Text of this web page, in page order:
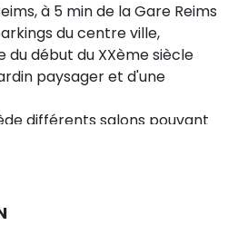
à 5 min de la Gare Reims
du centre ville,
du début du XXème siècle
paysager et d'une
différents salons pouvant
vos réceptions.